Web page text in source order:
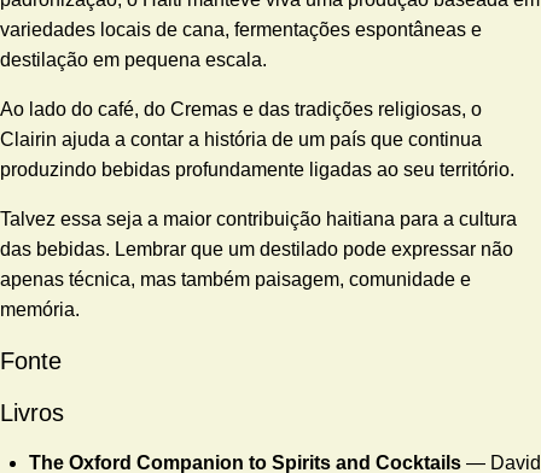
variedades locais de cana, fermentações espontâneas e
destilação em pequena escala.
Ao lado do café, do Cremas e das tradições religiosas, o
Clairin ajuda a contar a história de um país que continua
produzindo bebidas profundamente ligadas ao seu território.
Talvez essa seja a maior contribuição haitiana para a cultura
das bebidas. Lembrar que um destilado pode expressar não
apenas técnica, mas também paisagem, comunidade e
memória.
Fonte
Livros
The Oxford Companion to Spirits and Cocktails — David